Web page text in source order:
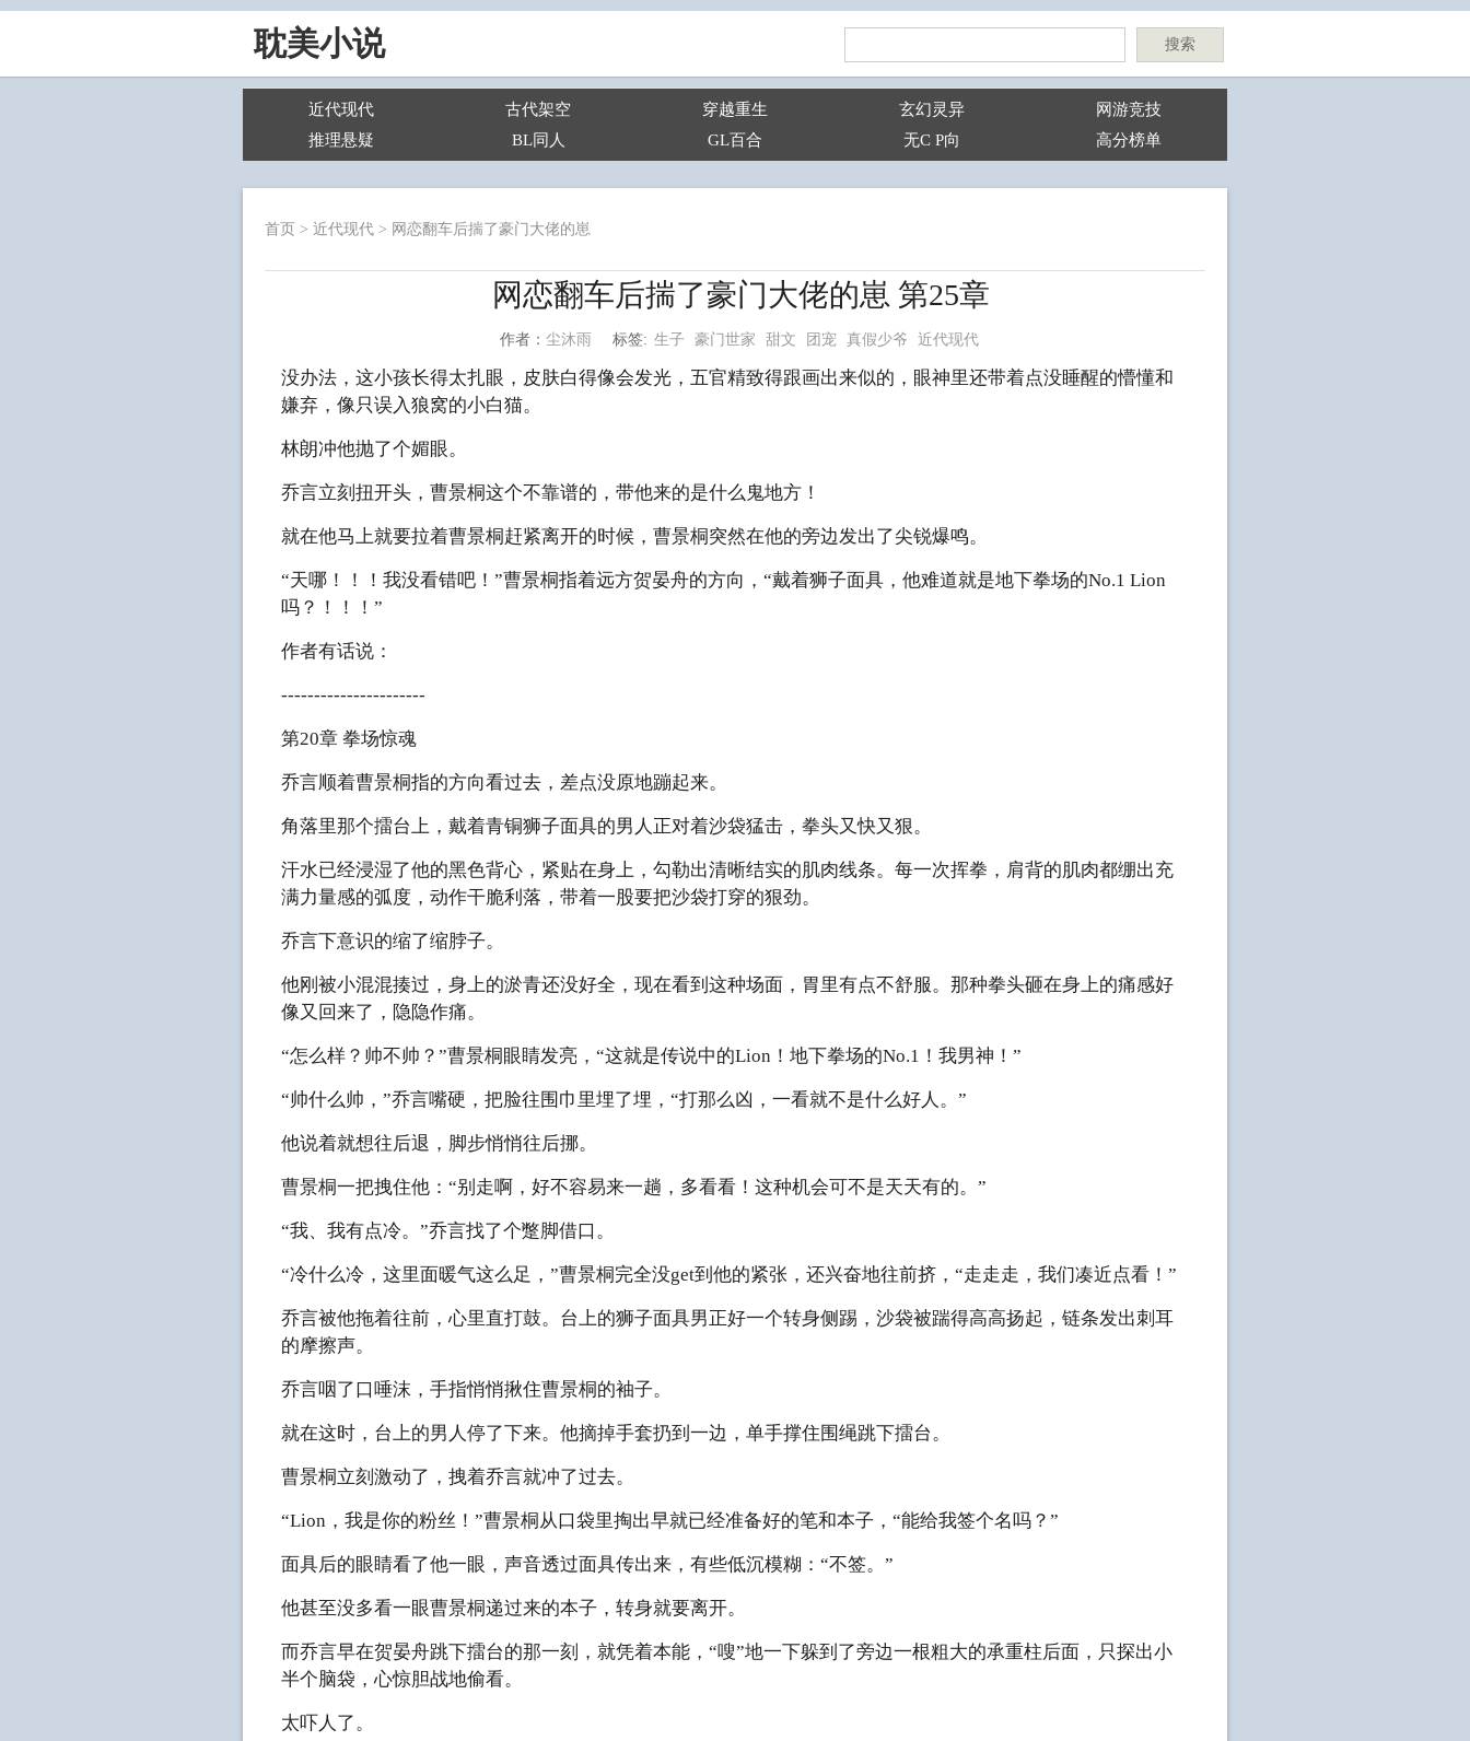
耽美小说 搜索
近代现代 古代架空 穿越重生 玄幻灵异
网游竞技
推理悬疑
BL同人 GL百合 无C P向 高分榜单
首页 > 近代现代 > 网恋翻车后揣了豪门大佬的崽
网恋翻车后揣了豪门大佬的崽 第25章
作者： 尘沐雨 标签: 生子 豪门世家 甜文 团宠 真假少爷 近代现代
没办法，这小孩长得太扎眼，皮肤白得像会发光，五官精致得跟画出来似的，眼神里还带着点没睡醒的懵懂和
嫌弃，像只误入狼窝的小白猫。
林朗冲他抛了个媚眼。
乔言立刻扭开头，曹景桐这个不靠谱的，带他来的是什么鬼地方！
就在他马上就要拉着曹景桐赶紧离开的时候，曹景桐突然在他的旁边发出了尖锐爆鸣。
“天哪！！！我没看错吧！”曹景桐指着远方贺晏舟的方向，“戴着狮子面具，他难道就是地下拳场的No.1 Lion
吗？！！！”
作者有话说：
----------------------
第20章 拳场惊魂
乔言顺着曹景桐指的方向看过去，差点没原地蹦起来。
角落里那个擂台上，戴着青铜狮子面具的男人正对着沙袋猛击，拳头又快又狠。
汗水已经浸湿了他的黑色背心，紧贴在身上，勾勒出清晰结实的肌肉线条。每一次挥拳，肩背的肌肉都绷出充
满力量感的弧度，动作干脆利落，带着一股要把沙袋打穿的狠劲。
乔言下意识的缩了缩脖子。
他刚被小混混揍过，身上的淤青还没好全，现在看到这种场面，胃里有点不舒服。那种拳头砸在身上的痛感好
像又回来了，隐隐作痛。
“怎么样？帅不帅？”曹景桐眼睛发亮，“这就是传说中的Lion！地下拳场的No.1！我男神！”
“帅什么帅，”乔言嘴硬，把脸往围巾里埋了埋，“打那么凶，一看就不是什么好人。”
他说着就想往后退，脚步悄悄往后挪。
曹景桐一把拽住他：“别走啊，好不容易来一趟，多看看！这种机会可不是天天有的。”
“我、我有点冷。”乔言找了个蹩脚借口。
“冷什么冷，这里面暖气这么足，”曹景桐完全没get到他的紧张，还兴奋地往前挤，“走走走，我们凑近点看！”
乔言被他拖着往前，心里直打鼓。台上的狮子面具男正好一个转身侧踢，沙袋被踹得高高扬起，链条发出刺耳
的摩擦声。
乔言咽了口唾沫，手指悄悄揪住曹景桐的袖子。
就在这时，台上的男人停了下来。他摘掉手套扔到一边，单手撑住围绳跳下擂台。
曹景桐立刻激动了，拽着乔言就冲了过去。
“Lion，我是你的粉丝！”曹景桐从口袋里掏出早就已经准备好的笔和本子，“能给我签个名吗？”
面具后的眼睛看了他一眼，声音透过面具传出来，有些低沉模糊：“不签。”
他甚至没多看一眼曹景桐递过来的本子，转身就要离开。
而乔言早在贺晏舟跳下擂台的那一刻，就凭着本能，“嗖”地一下躲到了旁边一根粗大的承重柱后面，只探出小
半个脑袋，心惊胆战地偷看。
太吓人了。